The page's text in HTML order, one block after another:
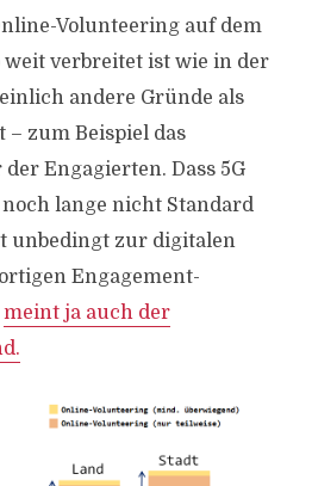
Volunteering auf dem
weit verbreitet ist wie in der
andere Gründe als
– zum Beispiel das
Engagierten. Dass 5G
lange nicht Standard
unbedingt zur digitalen
Engagement-
meint ja auch der